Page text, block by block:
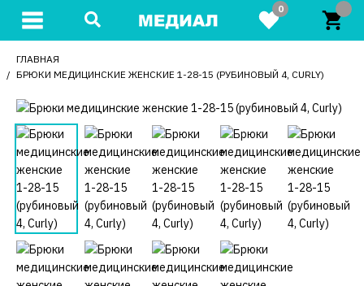
0
ГЛАВНАЯ
БРЮКИ МЕДИЦИНСКИЕ ЖЕНСКИЕ 1-28-15 (РУБИНОВЫЙ 4, CURLY)